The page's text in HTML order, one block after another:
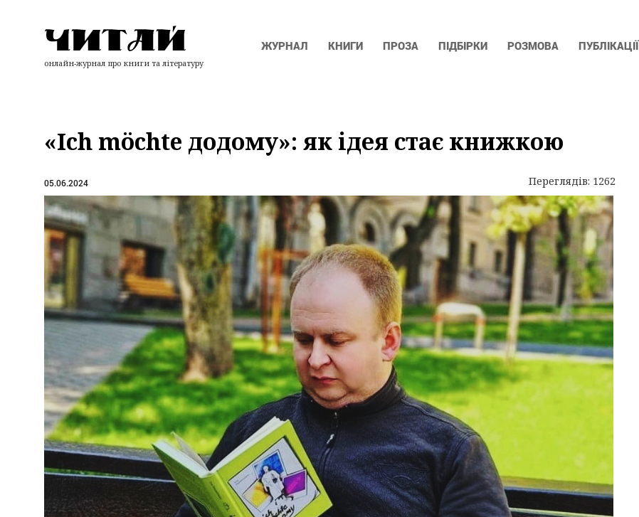
онлайн-журнал про книги та літературу
ЖУРНАЛ КНИГИ ПРОЗА ПІДБІРКИ РОЗМОВА ПУБЛІКАЦІЇ
«Ich möchte додому»: як ідея стає книжкою
05.06.2024 Переглядів: 1262